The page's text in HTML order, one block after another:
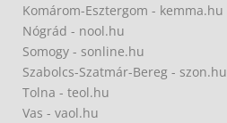
Komárom-Esztergom - kemma.hu
Nógrád - nool.hu
Somogy - sonline.hu
Szabolcs-Szatmár-Bereg - szon.hu
Tolna - teol.hu
Vas - vaol.hu